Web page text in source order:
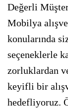
Değerli
Mobilya
konularında
seçeneklerle
zorluklardan
keyifli bir
hedefliyoruz.